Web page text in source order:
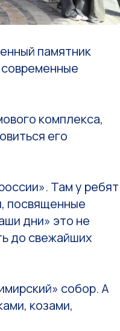
памятник
комплекса,
его
Там у ребят
посвященные
дни» это не
до свежайших
собор. А
козами,